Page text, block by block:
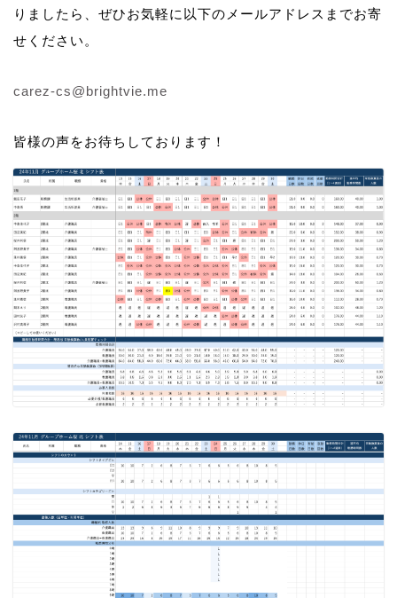
りましたら、ぜひお気軽に以下のメールアドレスまでお寄
せください。
carez-cs@brightvie.me
皆様の声をお待ちしております！